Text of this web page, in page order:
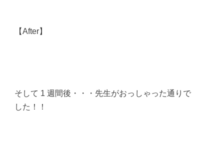
【After】
そして 1 週間後・・・先生がおっしゃった通りで
した！！